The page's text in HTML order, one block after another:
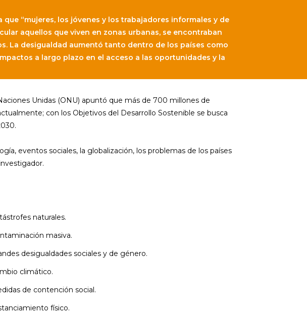
que “mujeres, los jóvenes y los trabajadores informales y de
aquellos que viven en zonas urbanas, se encontraban
La desigualdad aumentó tanto dentro de los países como
a largo plazo en el acceso a las oportunidades y la
Unidas (ONU) apuntó que más de 700 millones de
con los Objetivos del Desarrollo Sostenible se busca
eventos sociales, la globalización, los problemas de los países
naturales.
masiva.
desigualdades sociales y de género.
climático.
de contención social.
físico.